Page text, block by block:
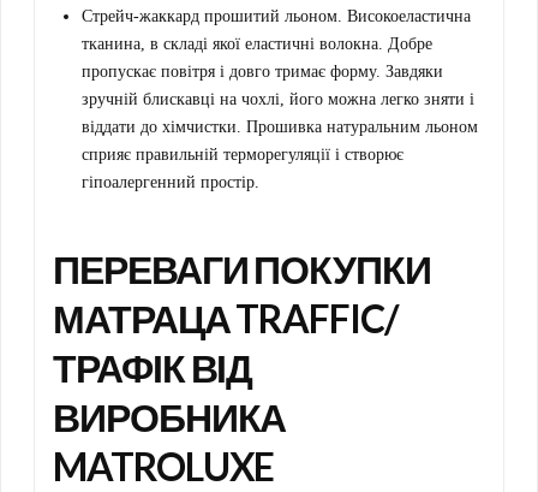
Стрейч-жаккард прошитий льоном. Високоеластична
тканина, в складі якої еластичні волокна. Добре
пропускає повітря і довго тримає форму. Завдяки
зручній блискавці на чохлі, його можна легко зняти і
віддати до хімчистки. Прошивка натуральним льоном
сприяє правильній терморегуляції і створює
гіпоалергенний простір.
ПЕРЕВАГИ ПОКУПКИ
МАТРАЦА TRAFFIC/
ТРАФІК ВІД
ВИРОБНИКА
MATROLUXE